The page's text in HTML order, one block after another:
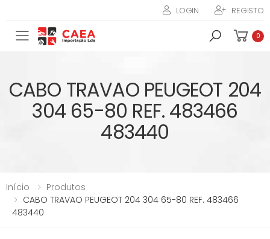
LOGIN REGISTO
Toggle mobile menu 0
CABO TRAVAO PEUGEOT 204
304 65-80 REF. 483466
483440
Início
Produtos
CABO TRAVAO PEUGEOT 204 304 65-80 REF. 483466
483440